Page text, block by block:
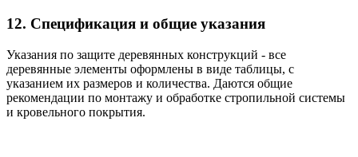
12. Спецификация и общие указания
Указания по защите деревянных конструкций - все
деревянные элементы оформлены в виде таблицы, с
указанием их размеров и количества. Даются общие
рекомендации по монтажу и обработке стропильной системы
и кровельного покрытия.